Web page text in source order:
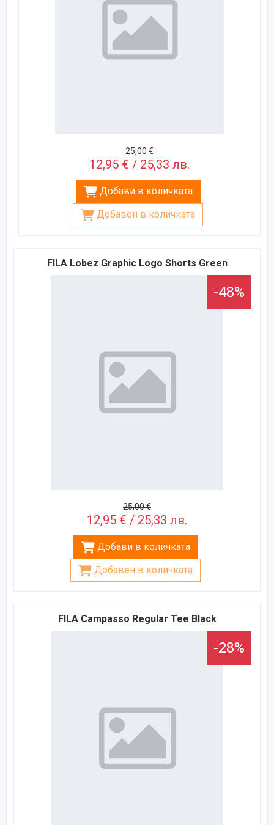
25,00 €
12,95 € / 25,33 лв.
Добави в количката
Добавен в количката
FILA Lobez Graphic Logo Shorts Green
-48%
25,00 €
12,95 € / 25,33 лв.
Добави в количката
Добавен в количката
FILA Campasso Regular Tee Black
-28%